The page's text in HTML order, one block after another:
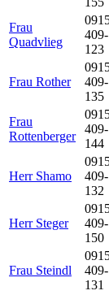
Frau
Quadvlieg
409-
123
Frau Rother
409-
135
Frau
Rottenberger
409-
144
Herr Shamo
409-
132
Herr Steger
409-
150
Frau Steindl
409-
131